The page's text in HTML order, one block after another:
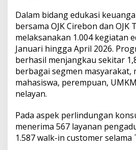
Dalam bidang edukasi
bersama OJK Cirebon dan OJK
melaksanakan 1.004 kegiatan
Januari hingga April 2026.
berhasil menjangkau sekitar
berbagai segmen masyarakat,
mahasiswa, perempuan,
nelayan.
Pada aspek perlindungan
menerima 567 layanan
1.587 walk-in customer selama